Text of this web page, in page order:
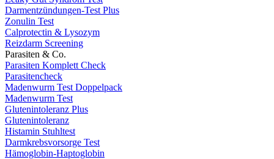
Darmentzündungen-Test Plus
Zonulin Test
Calprotectin & Lysozym
Reizdarm Screening
Parasiten & Co.
Parasiten Komplett Check
Parasitencheck
Madenwurm Test Doppelpack
Madenwurm Test
Glutenintoleranz Plus
Glutenintoleranz
Histamin Stuhltest
Darmkrebsvorsorge Test
Hämoglobin-Haptoglobin